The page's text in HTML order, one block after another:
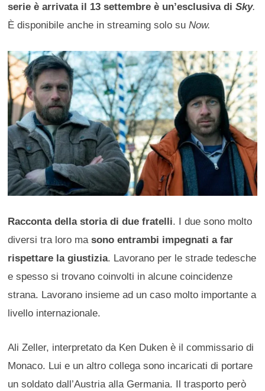
serie è arrivata il 13 settembre è un’esclusiva diSky.
È disponibile anche in streaming solo suNow.
Raccontadella storia di due fratelli. I due sono molto
diversi tra loro masono entrambi impegnati a far
rispettare la giustizia. Lavorano per le strade tedesche
e spesso si trovano coinvolti in alcune coincidenze
strana. Lavorano insieme ad un caso molto importante a
livello internazionale.
Ali Zeller, interpretato da Ken Duken è il commissario di
Monaco. Lui e un altro collega sono incaricati di portare
un soldato dall’Austria alla Germania. Il trasporto però